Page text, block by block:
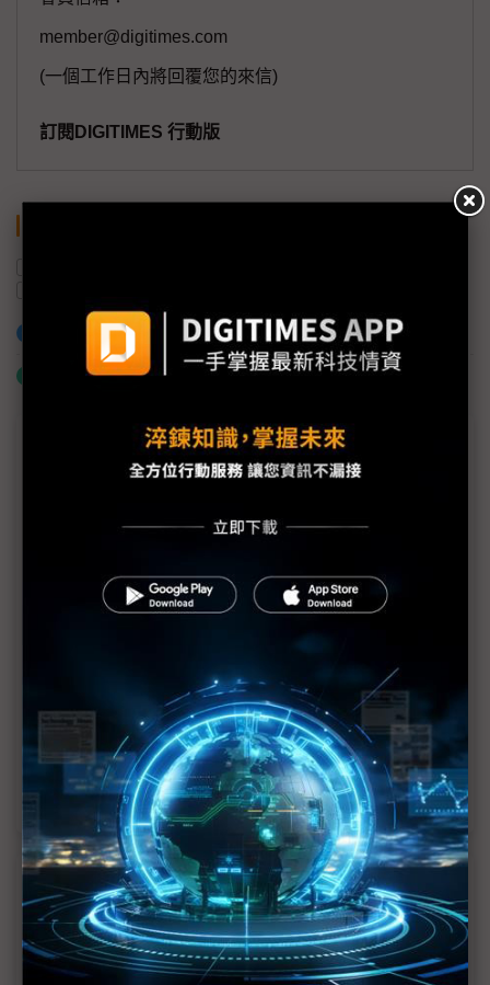
member@digitimes.com
(一個工作日內將回覆您的來信)
訂閱DIGITIMES 行動版
加入已選取到「關鍵字追蹤」
什麼是「關鍵字追蹤」
議題精選－面板淡季不淡藏陰霾
上看300萬片
關稅成本將轉嫁消費者 CTA：NB可能漲價68%
監視器市場2025穩健成長 面板小隊各自衝鋒
中美電視市場甦醒 面板價格持穩向上
近７天熱門報導
MLCC訂單過熱、出貨比創高 村田示警全球AI基
建熱潮將趨緩